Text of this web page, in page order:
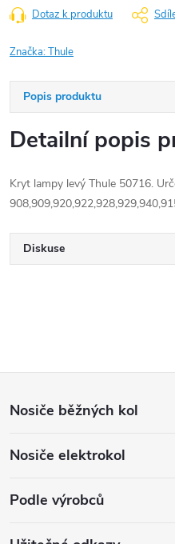
Dotaz k produktu
Značka:Thule
Popis produktu
Detailní popis
Kryt lampy levý Thule 50716.
Diskuse
p
a
Nosiče běžných kol
Nosiče elektrokol
Podle výrobců